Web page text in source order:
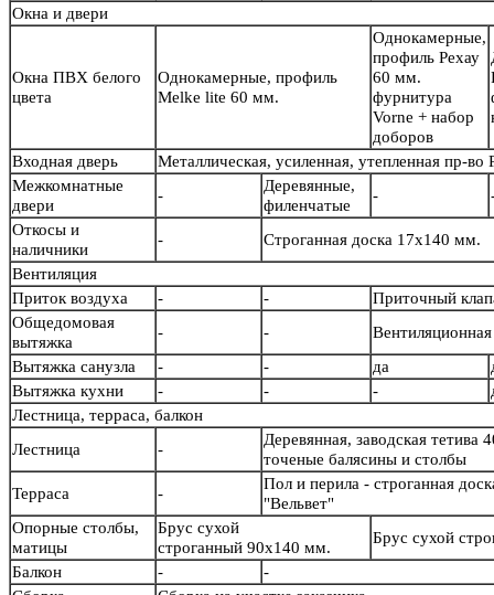
Окна и двери
Окна ПВХ белого
цвета
Однокамерные, профиль
Melke lite 60 мм.
Однокамерные,
профиль Рехау
60 мм.
фурнитура
Vorne + набор
доборов
Входная дверь
Металлическая, усиленная, утепленная пр-во
Межкомнатные
двери
-
Деревянные,
филенчатые
-
Откосы и
наличники
-
Строганная доска 17х140 мм.
Вентиляция
Приток воздуха
- -
Приточный
Общедомовая
вытяжка
- -
Вытяжка санузла
- - да
Вытяжка кухни
- - -
Лестница, терраса, балкон
Лестница
-
Деревянная, заводская тетива
точеные балясины и
Терраса
-
Пол и перила - строганная
"Вельвет"
Опорные столбы,
матицы
Брус сухой
строганный 90х140 мм.
Брус сухой
Балкон
-
-